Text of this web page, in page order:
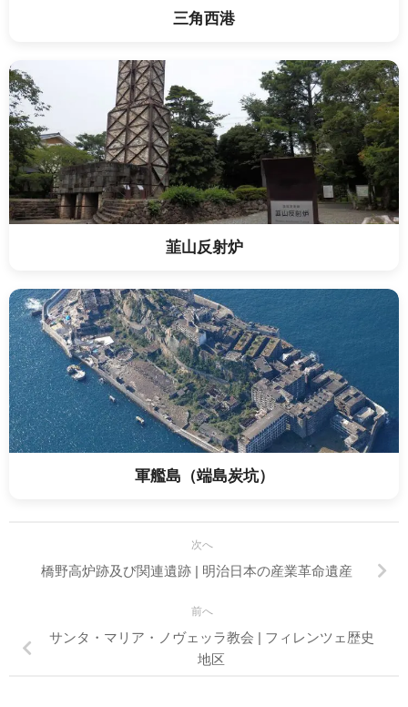
三角西港
韮山反射炉
軍艦島（端島炭坑）
次へ
橋野高炉跡及び関連遺跡 | 明治日本の産業革命遺産
前へ
サンタ・マリア・ノヴェッラ教会 | フィレンツェ歴史
地区